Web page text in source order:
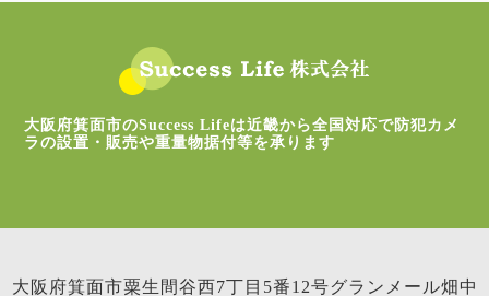
大阪府箕面市のSuccess Lifeは近畿から全国対応で防犯カメ
ラの設置・販売や重量物据付等を承ります
大阪府箕面市粟生間谷西7丁目5番12号グランメール畑中